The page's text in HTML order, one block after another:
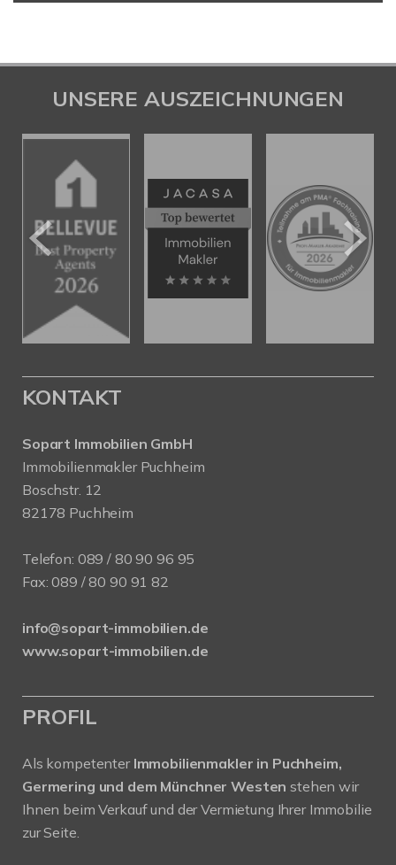
UNSERE AUSZEICHNUNGEN
KONTAKT
Sopart Immobilien GmbH
Immobilienmakler Puchheim
Boschstr. 12
82178 Puchheim
Telefon: 089 / 80 90 96 95
Fax: 089 / 80 90 91 82
info@sopart-immobilien.de
www.sopart-immobilien.de
PROFIL
Als kompetenter Immobilienmakler in Puchheim,
Germering und dem Münchner Westen stehen wir
Ihnen beim Verkauf und der Vermietung Ihrer Immobilie
zur Seite.